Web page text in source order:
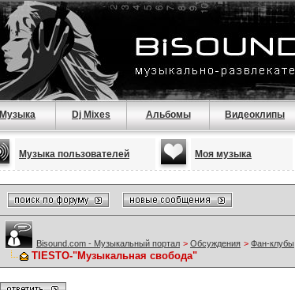
Музыка Dj Mixes Альбомы Видеоклипы
Музыка пользователей Моя музыка
Bisound.com - Музыкальный портал > Обсуждения > Фан-клубы
TIESTO-"Музыкальная свобода"